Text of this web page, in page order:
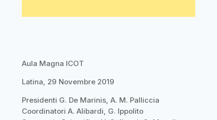
Aula Magna ICOT
Latina, 29 Novembre 2019
Presidenti G. De Marinis, A. M. Palliccia
Coordinatori A. Alibardi, G. Ippolito